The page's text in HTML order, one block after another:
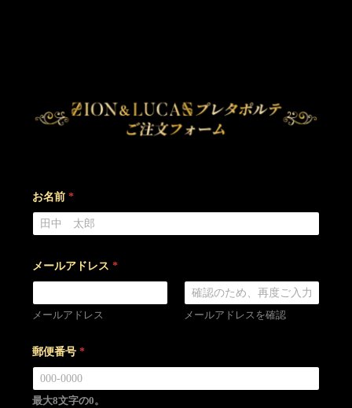
お名前 *
メールアドレス *
メールアドレス メールアドレスを確認
郵便番号 *
最大8文字の0。